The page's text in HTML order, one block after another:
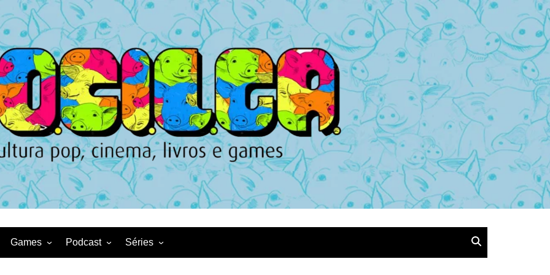
Games Podcast Séries